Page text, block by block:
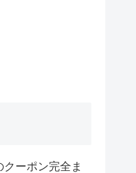
クーポン完全ま